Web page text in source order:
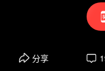
分享